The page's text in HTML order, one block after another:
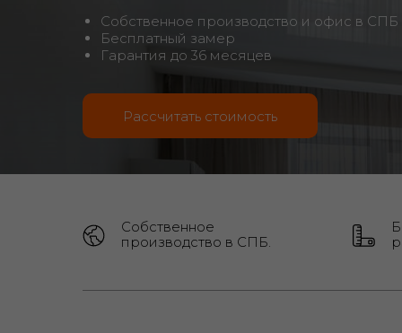
Собственное производство и офис в СПБ
Бесплатный замер
Гарантия до 36 месяцев
Рассчитать стоимость
Собственное
производство в СПБ.